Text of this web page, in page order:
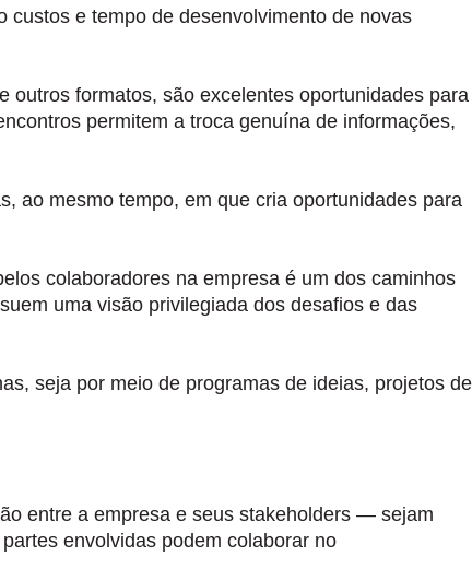
custos e tempo de desenvolvimento de novas
outros formatos, são excelentes oportunidades para
permitem a troca genuína de informações,
ao mesmo tempo, em que cria oportunidades para
colaboradores na empresa é um dos caminhos
uma visão privilegiada dos desafios e das
seja por meio de programas de ideias, projetos de
entre a empresa e seus stakeholders — sejam
envolvidas podem colaborar no